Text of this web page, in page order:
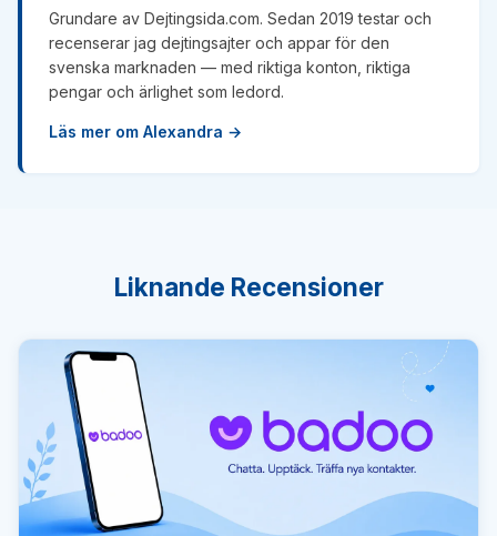
Grundare av Dejtingsida.com. Sedan 2019 testar och
recenserar jag dejtingsajter och appar för den
svenska marknaden — med riktiga konton, riktiga
pengar och ärlighet som ledord.
Läs mer om Alexandra →
Liknande Recensioner